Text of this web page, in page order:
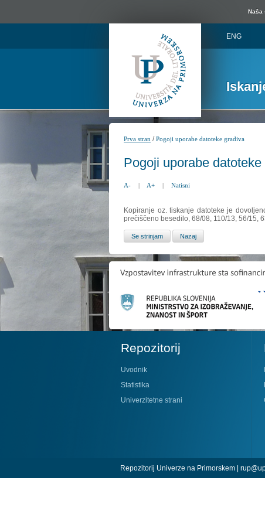
Naša
ENG
Prva stran /Pogoji uporabe datoteke gradiva
Pogoji uporabe
A- | A+ | Natisni
Kopiranje oz. tiskanje datoteke je
prečiščeno besedilo, 68/08, 110/13, 56/15,
Repozitorij
Uvodnik
Statistika
Univerzitetne strani
Repozitorij Univerze na Primorskem |